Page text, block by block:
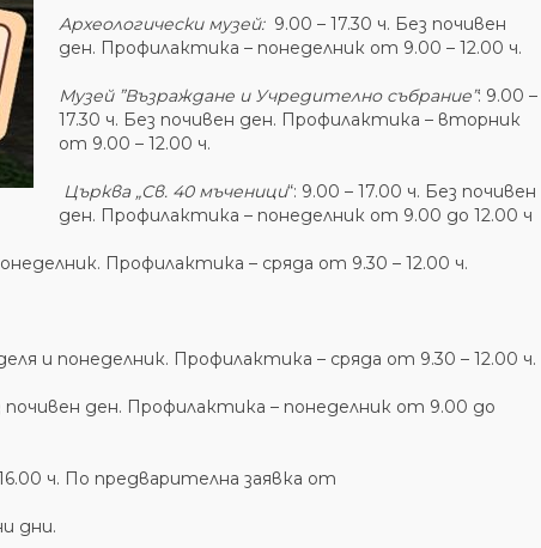
Археологически музей:9.00 – 17.30 ч. Без почивен
ден. Профилактика – понеделник от 9.00 – 12.00 ч.
Музей ”Възраждане и Учредително събрание”: 9.00 –
17.30 ч. Без почивен ден. Профилактика – вторник
от 9.00 – 12.00 ч.
Църква „Св. 40 мъченици“: 9.00 – 17.00 ч. Без почивен
ден. Профилактика – понеделник от 9.00 до 12.00 ч
Профилактика – сряда от 9.30 – 12.00 ч.
и понеделник. Профилактика – сряда от 9.30 – 12.00 ч.
почивен ден. Профилактика – понеделник от 9.00 до
ч. По предварителна заявка от
дни.